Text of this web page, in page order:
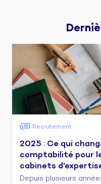
Recrutement
2025 : Ce qui
comptabilité pour
cabinets
Depuis plusieurs